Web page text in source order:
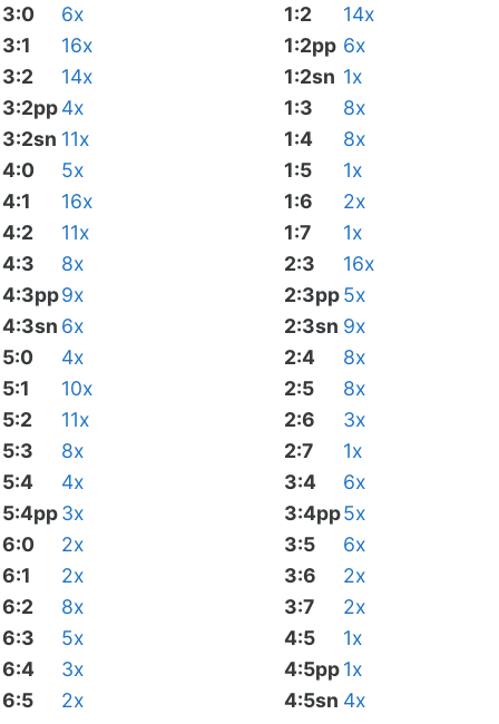
3:0
6x
3:1
16x
3:2
14x
3:2pp4x
3:2sn 11x
4:0
5x
4:1
16x
4:2
11x
4:3
8x
4:3pp9x
4:3sn 6x
5:0
4x
5:1
10x
5:2
11x
5:3
8x
5:4
4x
5:4pp3x
6:0
2x
6:1
2x
6:2
8x
6:3
5x
6:4
3x
6:5
2x
1:2
14x
1:2pp 6x
1:2sn 1x
1:3
8x
1:4
8x
1:5
1x
1:6
2x
1:7
1x
2:3
16x
2:3pp5x
2:3sn 9x
2:4
8x
2:5
8x
2:6
3x
2:7
1x
3:4
6x
3:4pp5x
3:5
6x
3:6
2x
3:7
2x
4:5
1x
4:5pp1x
4:5sn 4x